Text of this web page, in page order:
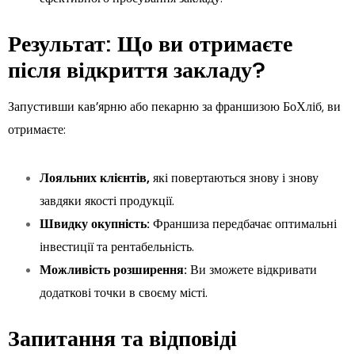
Результат: Що ви отримаєте
після відкриття закладу?
Запустивши кав’ярню або пекарню за франшизою БоХліб, ви
отримаєте:
Лояльних клієнтів,які повертаються знову і знову
завдяки якості продукції.
Швидку окупність: Франшиза передбачає оптимальні
інвестиції та рентабельність.
Можливість розширення: Ви зможете відкривати
додаткові точки в своєму місті.
Запитання та відповіді